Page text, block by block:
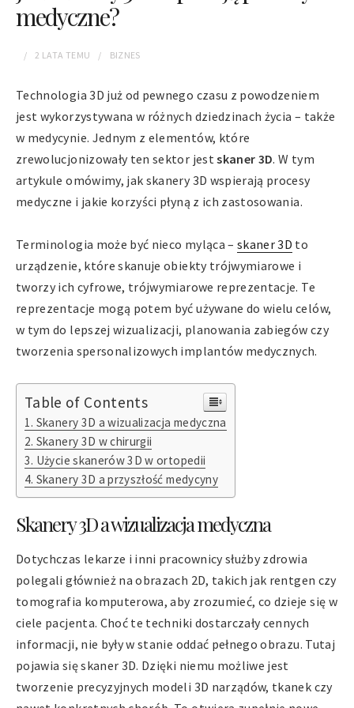
medyczne?
2 LATA TEMU BIZNES
Technologia 3D już od pewnego czasu z powodzeniem
jest wykorzystywana w różnych dziedzinach życia – także
w medycynie. Jednym z elementów, które
zrewolucjonizowały ten sektor jestskaner 3D. W tym
artykule omówimy, jak skanery 3D wspierają procesy
medyczne i jakie korzyści płyną z ich zastosowania.
Terminologia może być nieco myląca – skaner 3D to
urządzenie, które skanuje obiekty trójwymiarowe i
tworzy ich cyfrowe, trójwymiarowe reprezentacje. Te
reprezentacje mogą potem być używane do wielu celów,
w tym do lepszej wizualizacji, planowania zabiegów czy
tworzenia spersonalizowych implantów medycznych.
Table of Contents
Skanery 3D a wizualizacja medyczna
Skanery 3D w chirurgii
Użycie skanerów 3D w ortopedii
Skanery 3D a przyszłość medycyny
Skanery 3D a wizualizacja medyczna
Dotychczas lekarze i inni pracownicy służby zdrowia
polegali głównież na obrazach 2D, takich jak rentgen czy
tomografia komputerowa, aby zrozumieć, co dzieje się w
ciele pacjenta. Choć te techniki dostarczały cennych
informacji, nie były w stanie oddać pełnego obrazu. Tutaj
pojawia się skaner 3D. Dzięki niemu możliwe jest
tworzenie precyzyjnych modeli 3D narządów, tkanek czy